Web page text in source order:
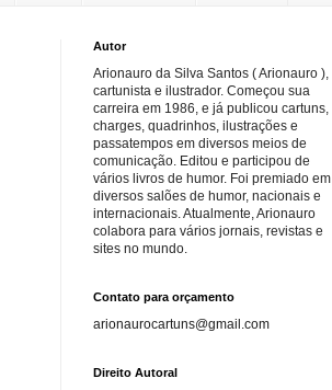
Autor
Arionauro da Silva Santos ( Arionauro ),
cartunista e ilustrador. Começou sua
carreira em 1986, e já publicou cartuns,
charges, quadrinhos, ilustrações e
passatempos em diversos meios de
comunicação. Editou e participou de
vários livros de humor. Foi premiado em
diversos salões de humor, nacionais e
internacionais. Atualmente, Arionauro
colabora para vários jornais, revistas e
sites no mundo.
Contato para orçamento
arionaurocartuns@gmail.com
Direito Autoral